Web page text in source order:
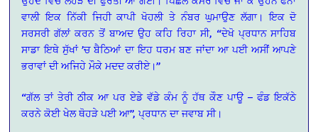
ਵਾਲੀ ਇਕ ਨਿੱਕੀ ਜਿਹੀ ਕਾਪੀ ਖੋਹਲੀ ਤੇ ਨੰਬਰ ਘੁਮਾਉਣ ਲੱਗਾ। ਇਕ ਦੋ
ਸਰਸਰੀ ਗੱਲਾਂ ਕਰਨ ਤੋਂ ਬਾਅਦ ਉਹ ਕਹਿ ਰਿਹਾ ਸੀ, “ਦੇਖੋ ਪ੍ਰਧਾਨ ਸਾਹਿਬ
ਸਾਡਾ ਇਥੇ ਸੁੱਖਾਂ ’ਚ ਬੈਠਿਆਂ ਦਾ ਇਹ ਧਰਮ ਬਣ ਜਾਂਦਾ ਆ ਪਈ ਅਸੀਂ ਆਪਣੇ
ਭਰਾਵਾਂ ਦੀ ਅਜਿਹੇ ਮੌਕੇ ਮਦਦ ਕਰੀਏ।”
“ਗੱਲ ਤਾਂ ਤੇਰੀ ਠੀਕ ਆ ਪਰ ਏਡੇ ਵੱਡੇ ਕੰਮ ਨੂੰ ਹੱਥ ਕੌਣ ਪਾਊ – ਫੰਡ ਇਕੱਠੇ
ਕਰਨੇ ਕੋਈ ਖੇਲ ਥੋਹੜੇ ਪਈ ਆ”, ਪ੍ਰਧਾਨ ਦਾ ਜਵਾਬ ਸੀ।